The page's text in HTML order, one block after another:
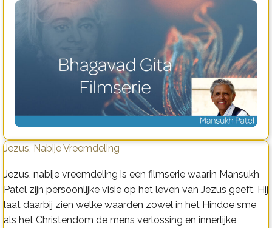
Jezus, Nabije Vreemdeling
Jezus, nabije vreemdeling is een filmserie waarin Mansukh
Patel zijn persoonlijke visie op het leven van Jezus geeft. Hij
laat daarbij zien welke waarden zowel in het Hindoeïsme
als het Christendom de mens verlossing en innerlijke